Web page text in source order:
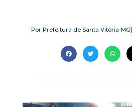
PorPrefeitura de Santa Vitória-MG